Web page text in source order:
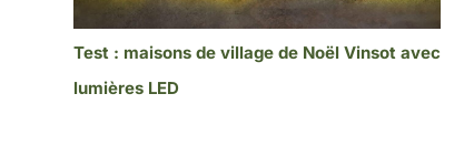
Test : maisons de village de Noël Vinsot avec
lumières LED